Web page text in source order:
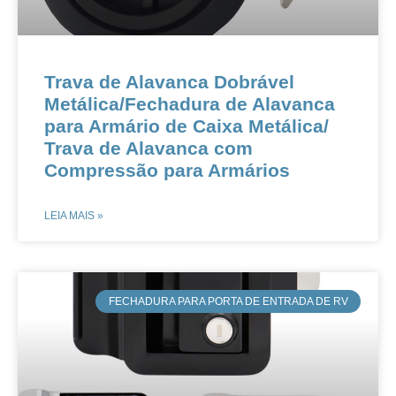
Trava de Alavanca Dobrável
Metálica​/​​Fechadura de Alavanca
para Armário de Caixa Metálica​/​​
Trava de Alavanca com
Compressão para Armários​
LEIA MAIS »
FECHADURA PARA PORTA DE ENTRADA DE RV